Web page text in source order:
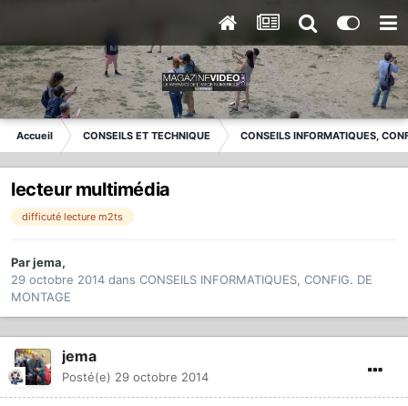
Accueil CONSEILS ET TECHNIQUE CONSEILS INFORMATIQUES,
lecteur multimédia
difficuté lecture m2ts
Parjema,
29 octobre 2014 dans CONSEILS INFORMATIQUES, CONFIG. DE
MONTAGE
jema
Posté(e) 29 octobre 2014